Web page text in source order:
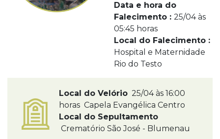
Data e hora do
Falecimento : 25/04 às
05:45 horas
Local do Falecimento :
Hospital e Maternidade
Rio do Testo
Local do Velório 25/04 às 16:00
horas Capela Evangélica Centro
Local do Sepultamento
Crematório São José - Blumenau